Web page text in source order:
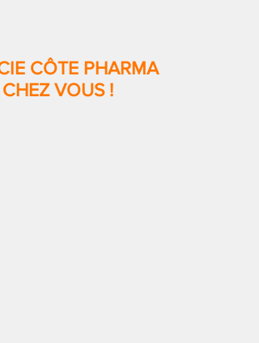
CÔTE PHARMA
VOUS !